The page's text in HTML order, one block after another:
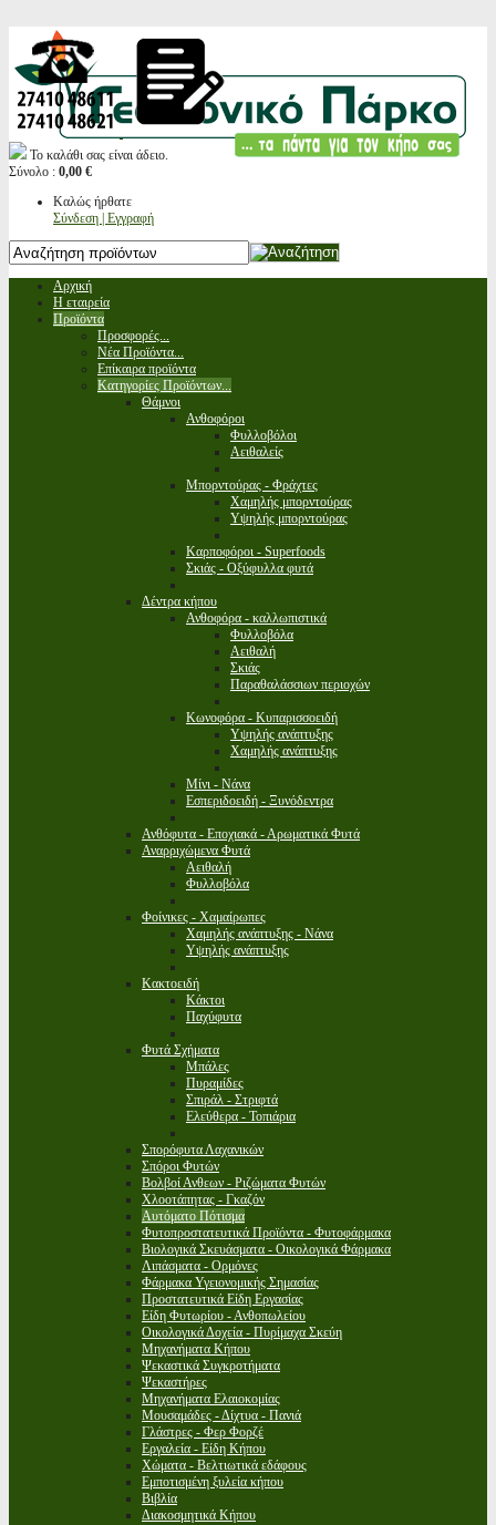
Το καλάθι σας είναι άδειο.
Σύνολο : 0,00 €
Καλώς ήρθατε
Σύνδεση | Εγγραφή
Αρχική
Η εταιρεία
Προϊόντα
Προσφορές...
Νέα Προϊόντα...
Επίκαιρα προϊόντα
Κατηγορίες Προϊόντων...
Θάμνοι
Ανθοφόροι
Φυλλοβόλοι
Αειθαλείς
Μπορντούρας - Φράχτες
Χαμηλής μπορντούρας
Υψηλής μπορντούρας
Καρποφόροι - Superfoods
Σκιάς - Οξύφυλλα φυτά
Δέντρα κήπου
Ανθοφόρα - καλλωπιστικά
Φυλλοβόλα
Αειθαλή
Σκιάς
Παραθαλάσσιων περιοχών
Κωνοφόρα - Κυπαρισσοειδή
Υψηλής ανάπτυξης
Χαμηλής ανάπτυξης
Μίνι - Νάνα
Εσπεριδοειδή - Ξυνόδεντρα
Ανθόφυτα - Εποχιακά - Αρωματικά Φυτά
Αναρριχώμενα Φυτά
Αειθαλή
Φυλλοβόλα
Φοίνικες - Χαμαίρωπες
Χαμηλής ανάπτυξης - Νάνα
Υψηλής ανάπτυξης
Κακτοειδή
Κάκτοι
Παχύφυτα
Φυτά Σχήματα
Μπάλες
Πυραμίδες
Σπιράλ - Στριφτά
Ελεύθερα - Τοπιάρια
Σπορόφυτα Λαχανικών
Σπόροι Φυτών
Βολβοί Ανθεων - Ριζώματα Φυτών
Χλοοτάπητας - Γκαζόν
Αυτόματο Πότισμα
Φυτοπροστατευτικά Προϊόντα - Φυτοφάρμακα
Βιολογικά Σκευάσματα - Οικολογικά Φάρμακα
Λιπάσματα - Ορμόνες
Φάρμακα Υγειονομικής Σημασίας
Προστατευτικά Είδη Εργασίας
Είδη Φυτωρίου - Ανθοπωλείου
Οικολογικά Δοχεία - Πυρίμαχα Σκεύη
Μηχανήματα Κήπου
Ψεκαστικά Συγκροτήματα
Ψεκαστήρες
Μηχανήματα Ελαιοκομίας
Μουσαμάδες - Δίχτυα - Πανιά
Γλάστρες - Φερ Φορζέ
Εργαλεία - Είδη Κήπου
Χώματα - Βελτιωτικά εδάφους
Εμποτισμένη ξυλεία κήπου
Βιβλία
Διακοσμητικά Κήπου